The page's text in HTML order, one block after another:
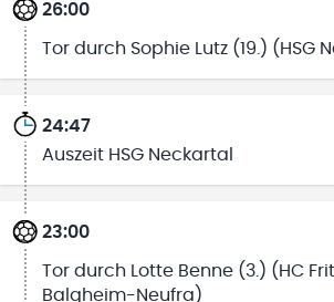
26:00
Tor durch Sophie Lutz (19.) (HSG
24:47
Auszeit HSG Neckartal
23:00
Tor durch Lotte Benne (3.) (HC
Balgheim-Neufra)